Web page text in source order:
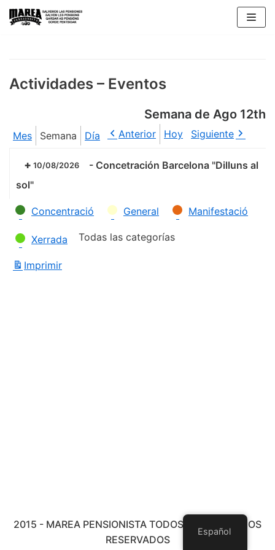
Saltar
Actividades – Eventos
Semana de Ago 12th
Mes Semana Día Anterior Hoy Siguiente
10/08/2026 - Concetración Barcelona "Dilluns al
sol"
Categorías
Concentració General Manifestació
Xerrada Todas las categorías
Imprimir
2015 - MAREA PENSIONISTA TODOS LOS DERECHOS
RESERVADOS
Español